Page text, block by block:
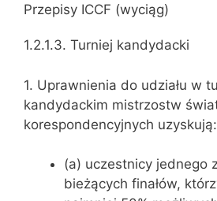
Przepisy ICCF (wyciąg)
1.2.1.3. Turniej kandydacki
1. Uprawnienia do udziału w
kandydackim mistrzostw
korespondencyjnych uzyskują:
(a) uczestnicy jednego
bieżących finałów,